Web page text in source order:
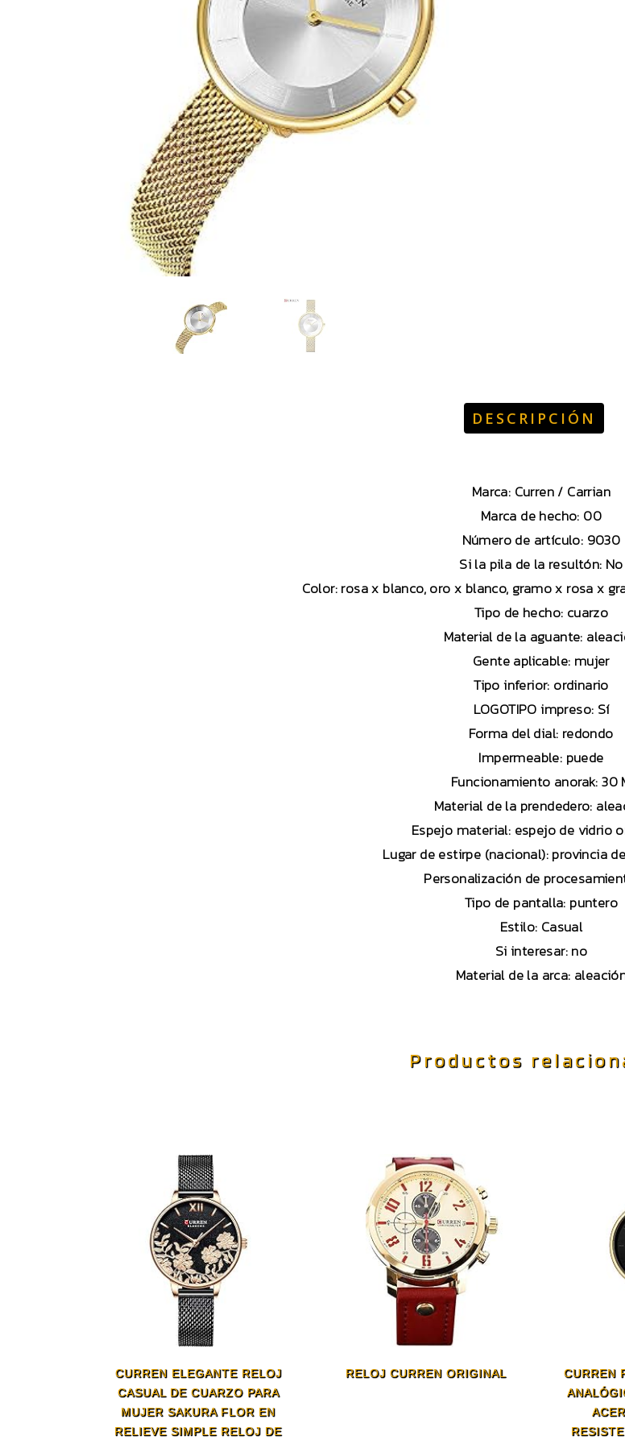
DESCRIPCIÓN
Marca: Curren / Carrian
Marca de hecho: 00
Número de artículo: 9030
Si la pila de la resultón: No
Color: rosa x blanco, oro x blanco, gramo x rosa x
Tipo de hecho: cuarzo
Material de la aguante:
Gente aplicable: mujer
Tipo inferior: ordinario
LOGOTIPO impreso: Sí
Forma del dial: redondo
Impermeable: puede
Funcionamiento anorak: 30
Material de la prendedero:
Espejo material: espejo de vidrio
Lugar de estirpe (nacional): provincia
Personalización de
Tipo de pantalla: puntero
Estilo: Casual
Si interesar: no
Material de la arca:
Productos
CURREN ELEGANTE RELOJ
CASUAL DE CUARZO PARA
MUJER SAKURA FLOR EN
RELIEVE SIMPLE RELOJ DE
RELOJ CURREN ORIGINAL
CURREN